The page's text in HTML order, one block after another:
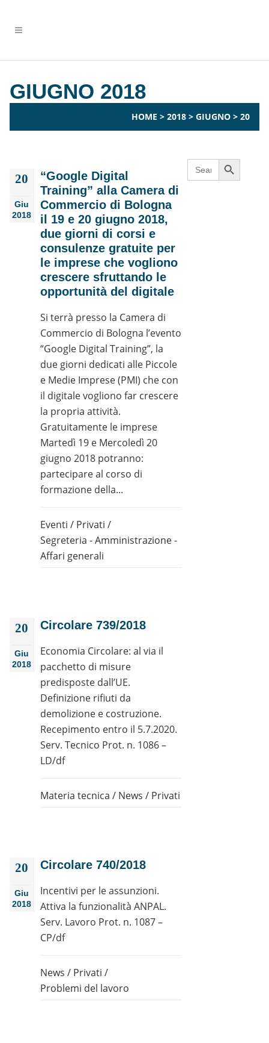
GIUGNO 2018
HOME > 2018 > GIUGNO > 20
20
Giu
2018
“Google Digital
Training” alla Camera di
Commercio di Bologna
il 19 e 20 giugno 2018,
due giorni di corsi e
consulenze gratuite per
le imprese che vogliono
crescere sfruttando le
opportunità del digitale
Si terrà presso la Camera di
Commercio di Bologna l’evento
“Google Digital Training”, la
due giorni dedicati alle Piccole
e Medie Imprese (PMI) che con
il digitale vogliono far crescere
la propria attività.
Gratuitamente le imprese
Martedì 19 e Mercoledì 20
giugno 2018 potranno:
partecipare al corso di
formazione della...
Eventi / Privati /
Segreteria - Amministrazione -
Affari generali
20
Giu
2018
Circolare 739/2018
Economia Circolare: al via il
pacchetto di misure
predisposte dall’UE.
Definizione rifiuti da
demolizione e costruzione.
Recepimento entro il 5.7.2020.
Serv. Tecnico Prot. n. 1086 –
LD/df
Materia tecnica / News / Privati
20
Giu
2018
Circolare 740/2018
Incentivi per le assunzioni.
Attiva la funzionalità ANPAL.
Serv. Lavoro Prot. n. 1087 –
CP/df
News / Privati /
Problemi del lavoro
Search
for:
Search Button